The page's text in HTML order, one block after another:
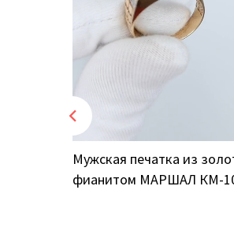
Мужская печатка из
фианитом МАРШАЛ КМ-